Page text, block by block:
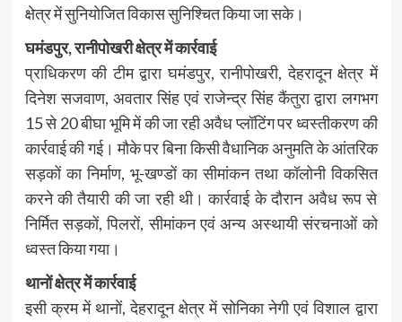
क्षेत्र में सुनियोजित विकास सुनिश्चित किया जा सके।
घमंडपुर, रानीपोखरी क्षेत्र में कार्रवाई
प्राधिकरण की टीम द्वारा घमंडपुर, रानीपोखरी, देहरादून क्षेत्र में
दिनेश सजवाण, अवतार सिंह एवं राजेन्द्र सिंह कैंतुरा द्वारा लगभग
15 से 20 बीघा भूमि में की जा रही अवैध प्लॉटिंग पर ध्वस्तीकरण की
कार्रवाई की गई। मौके पर बिना किसी वैधानिक अनुमति के आंतरिक
सड़कों का निर्माण, भू-खण्डों का सीमांकन तथा कॉलोनी विकसित
करने की तैयारी की जा रही थी। कार्रवाई के दौरान अवैध रूप से
निर्मित सड़कों, पिलरों, सीमांकन एवं अन्य अस्थायी संरचनाओं को
ध्वस्त किया गया।
थानों क्षेत्र में कार्रवाई
इसी क्रम में थानों, देहरादून क्षेत्र में सोनिका नेगी एवं विशाल द्वारा